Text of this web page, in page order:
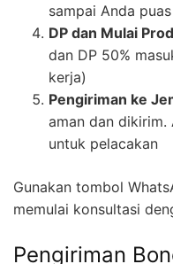
sampai Anda puas
DP dan Mulai
dan DP 50%
kerja)
Pengiriman ke
aman dan dikirim.
untuk pelacakan
Gunakan tombol
memulai konsultasi
Pengiriman